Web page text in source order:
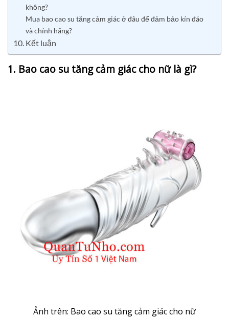
không?
Mua bao cao su tăng cảm giác ở đâu để đảm bảo kín đáo
và chính hãng?
10. Kết luận
1. Bao cao su tăng cảm giác cho nữ là gì?
Ảnh trên: Bao cao su tăng cảm giác cho nữ